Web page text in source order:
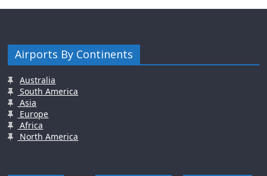
Airports By Continents
Australia
South America
Asia
Europe
Africa
North America